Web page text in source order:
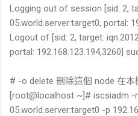
Logging out of session [sid: 2,
05.world.server:target0, portal:
Logout of [sid: 2, target:
portal: 192.168.123.194,3260]
# -o delete 刪除這個 node 在本
[root@localhost ~]# iscsiadm -
05.world.server:target0 -p